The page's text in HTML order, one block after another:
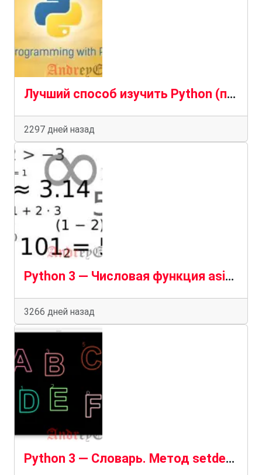
Лучший способ изучить Python (пошаговое руководство 2020 года). Часть 4
2297 дней назад
Python 3 — Числовая функция asin()
3266 дней назад
Python 3 — Словарь. Метод setdefault()